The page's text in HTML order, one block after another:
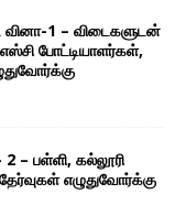
வினா-1 – விடைகளுடன்
போட்டியாளர்கள்,
2 – பள்ளி, கல்லூரி
எழுதுவோர்க்கு